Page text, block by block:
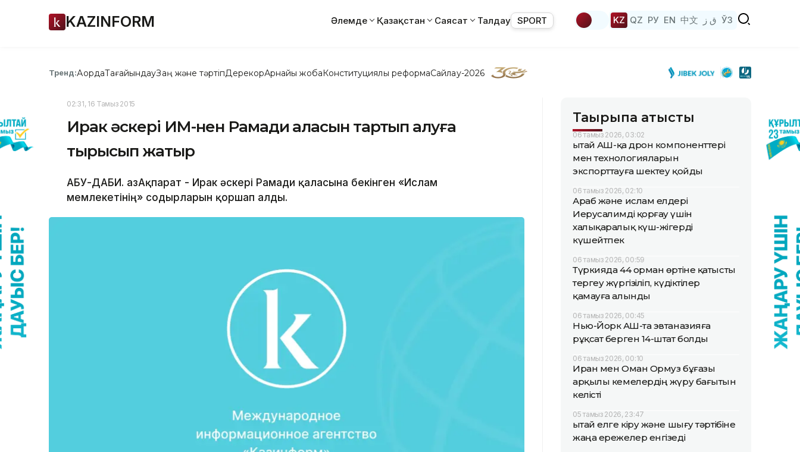
KAZINFORM Әлемде Қазақстан Саясат Талдау SPORT KZ QZ РУ EN 中文 ق ز ЎЗ
Тренд:АқордаТағайындауЗаң және тәртіпДерекқорАрнайы жобаКонституциялық реформаСайлау-2026
02:31, 16 Тамыз 2015
Ирак əскері ИМ-нен Рамади қаласын тартып алуға
тырысып жатыр
АБУ-ДАБИ. ҚазАқпарат - Ирак əскері Рамади қаласына бекінген «Ислам
мемлекетінің» содырларын қоршап алды.
Тақырыпқа қатысты
06 тамыз 2026, 03:02
Қытай АҚШ-қа дрон компоненттері
мен технологияларын
экспорттауға шектеу қойды
06 тамыз 2026, 02:10
Араб және ислам елдері
Иерусалимді қорғау үшін
халықаралық күш-жігерді
күшейтпек
06 тамыз 2026, 00:59
Түркияда 44 орман өртіне қатысты
тергеу жүргізіліп, күдіктілер
қамауға алынды
06 тамыз 2026, 00:45
Нью-Йорк АҚШ-та эвтаназияға
рұқсат берген 14-штат болды
06 тамыз 2026, 00:10
Иран мен Оман Ормуз бұғазы
арқылы кемелердің жүру бағытын
келісті
05 тамыз 2026, 23:47
Қытай елге кіру және шығу тәртібіне
жаңа ережелер енгізеді